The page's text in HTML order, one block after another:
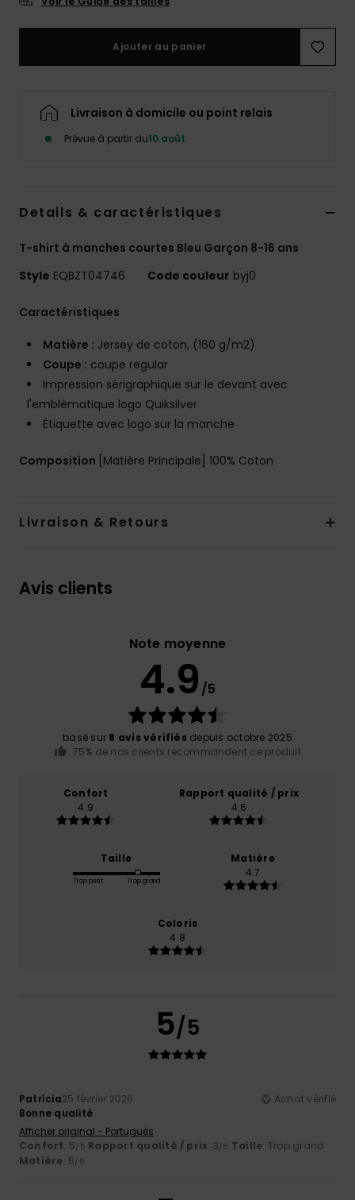
Ajouter au panier
Livraison à domicile ou point relais
Prévue à partir du10 août
Details & caractéristiques
T-shirt à manches courtes Bleu Garçon 8-16 ans
Style EQBZT04746 Code couleur byj0
Caractéristiques
Matière : Jersey de coton, (160 g/m2)
Coupe : coupe regular
Impression sérigraphique sur le devant avec
l'emblèmatique logo Quiksilver
Étiquette avec logo sur la manche
Composition [Matière Principale] 100% Coton
Livraison & Retours
Avis clients
Note moyenne
4.9 /5
basé sur 8 avis vérifiésdepuis octobre 2025
75% de nos clients recommandent ce produit
Confort
4.9
Rapport qualité / prix
4.6
Taille
Trop petit Trop grand
Matière
4.7
Coloris
4.8
5/5
Patrícia25 février 2026
Achat vérifié
Bonne qualité
Afficher original - Português
Confort: 5/5 Rapport qualité / prix: 3/5 Taille: Trop grand
Matière: 5/5